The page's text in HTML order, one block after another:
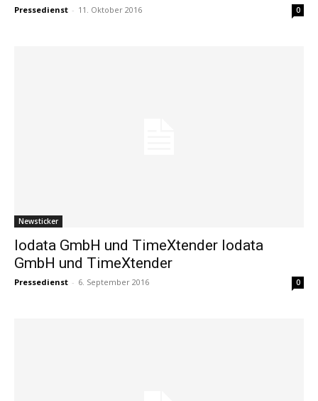
Pressedienst - 11. Oktober 2016 0
Newsticker
Iodata GmbH und TimeXtender Iodata
GmbH und TimeXtender
Pressedienst - 6. September 2016 0